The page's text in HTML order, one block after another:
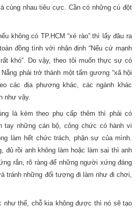
cùng nhau tiêu cực. Cần có những cú đột
không có TP.HCM “xé rào” thì lấy đâu ra
đồng tình với nhận định “Nếu cứ mạnh
khó”. Do vậy, theo tôi muốn thực sự có
phải trở thành một tấm gương “xã hội
các địa phương khác, các ngành khác
như vậy.
là kèm theo phụ cấp thêm thì phải có
tay những cán bộ, công chức có hành vi
làm hết chức trách, phận sự của mình.
đủ rồi anh không làm hoặc làm sai thì anh
rắn, rõ ràng để những người xứng đáng
tránh những đối tượng đi làm như đi chơi,
như thế, chỗ kia không được thì nó sẽ tạo